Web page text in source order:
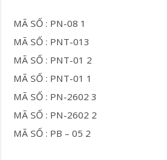
MÃ SỐ : PN-08 1
MÃ SỐ : PNT-013
MÃ SỐ : PNT-01 2
MÃ SỐ : PNT-01 1
MÃ SỐ : PN-2602 3
MÃ SỐ : PN-2602 2
MÃ SỐ : PB – 05 2